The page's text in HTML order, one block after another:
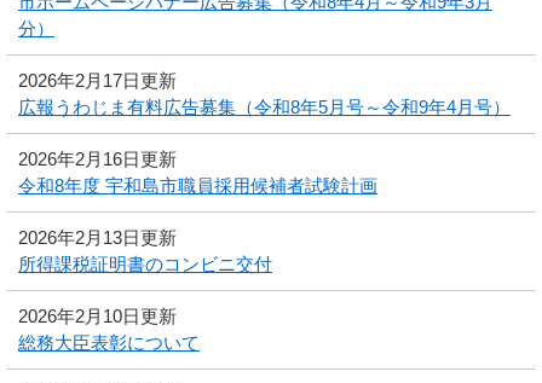
分）
2026年2月17日更新
広報うわじま有料広告募集（令和8年5月号～令和9年4月号）
2026年2月16日更新
令和8年度 宇和島市職員採用候補者試験計画
2026年2月13日更新
所得課税証明書のコンビニ交付
2026年2月10日更新
総務大臣表彰について